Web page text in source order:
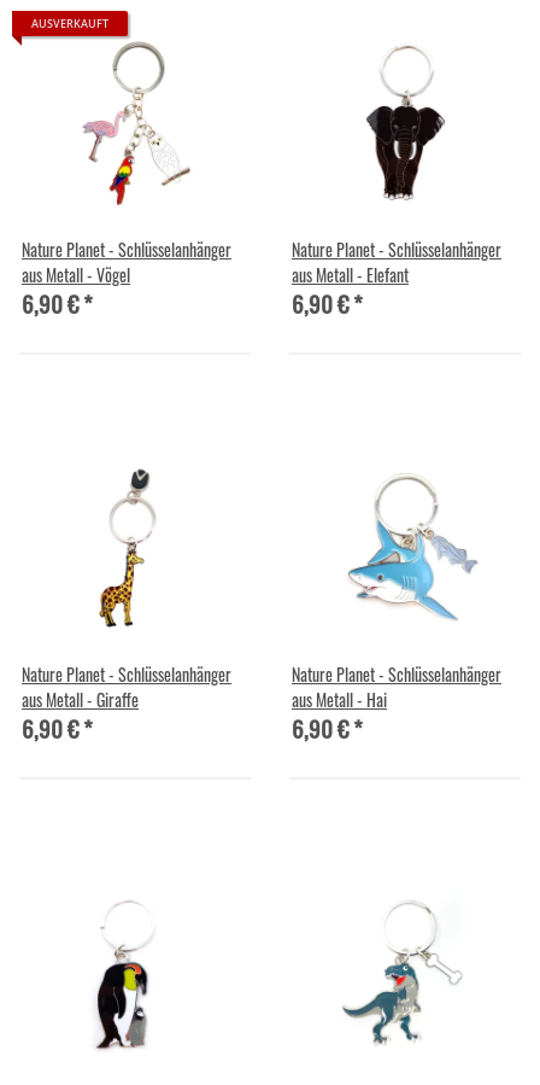
AUSVERKAUFT
Nature Planet - Schlüsselanhänger
aus Metall - Vögel
6,90 €*
Nature Planet - Schlüsselanhänger
aus Metall - Elefant
6,90 €*
Nature Planet - Schlüsselanhänger
aus Metall - Giraffe
6,90 €*
Nature Planet - Schlüsselanhänger
aus Metall - Hai
6,90 €*